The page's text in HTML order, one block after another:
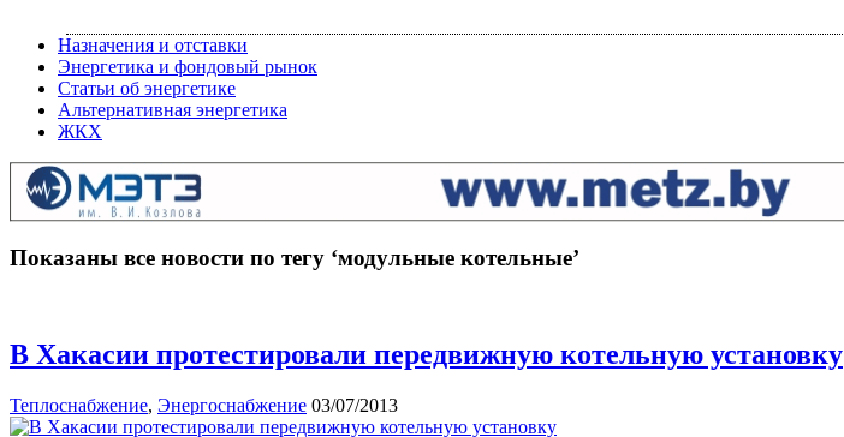
Назначения и отставки
Энергетика и фондовый рынок
Статьи об энергетике
Альтернативная энергетика
ЖКХ
Показаны все новости по тегу ‘модульные котельные’
В Хакасии протестировали передвижную котельную установку
Теплоснабжение, Энергоснабжение 03/07/2013